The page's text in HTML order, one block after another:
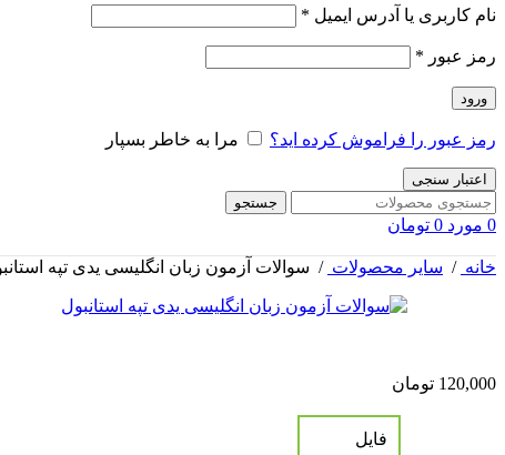
نام کاربری یا آدرس ایمیل *
رمز عبور *
ورود
رمز عبور را فراموش کرده اید؟ مرا به خاطر بسپار
اعتبار سنجی
جستجو
0 مورد 0 تومان
خانه / سایر محصولات / سوالات آزمون زبان انگلیسی یدی تپه
120,000 تومان
فایل